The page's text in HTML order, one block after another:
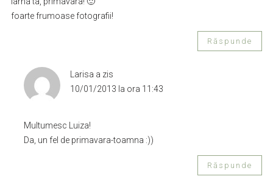
foarte frumoase fotografii!
Răspunde
Larisa a zis
10/01/2013 la ora 11:43
Multumesc Luiza!
Da, un fel de primavara-toamna :))
Răspunde